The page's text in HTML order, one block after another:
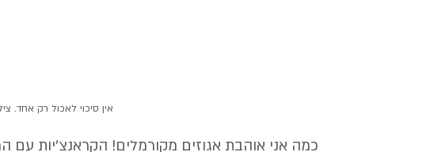
אין סיכוי לאכול רק אחד.
כמה אני אוהבת אגוזים מקורמלים! הקראנצ'יות עם